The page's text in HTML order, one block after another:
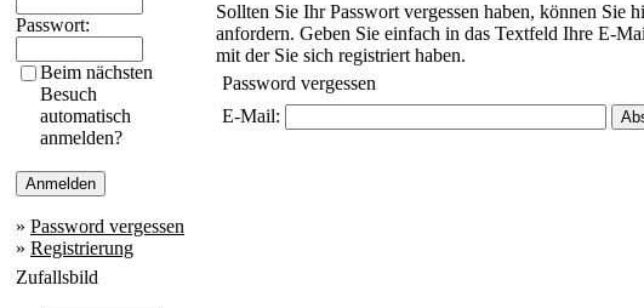
Passwort:
Beim nächsten
Besuch
automatisch
anmelden?
» Password vergessen
» Registrierung
Zufallsbild
Sollten Sie Ihr Passwort vergessen haben, können Sie
anfordern. Geben Sie einfach in das Textfeld Ihre E-
mit der Sie sich registriert haben.
Password vergessen
E-Mail: